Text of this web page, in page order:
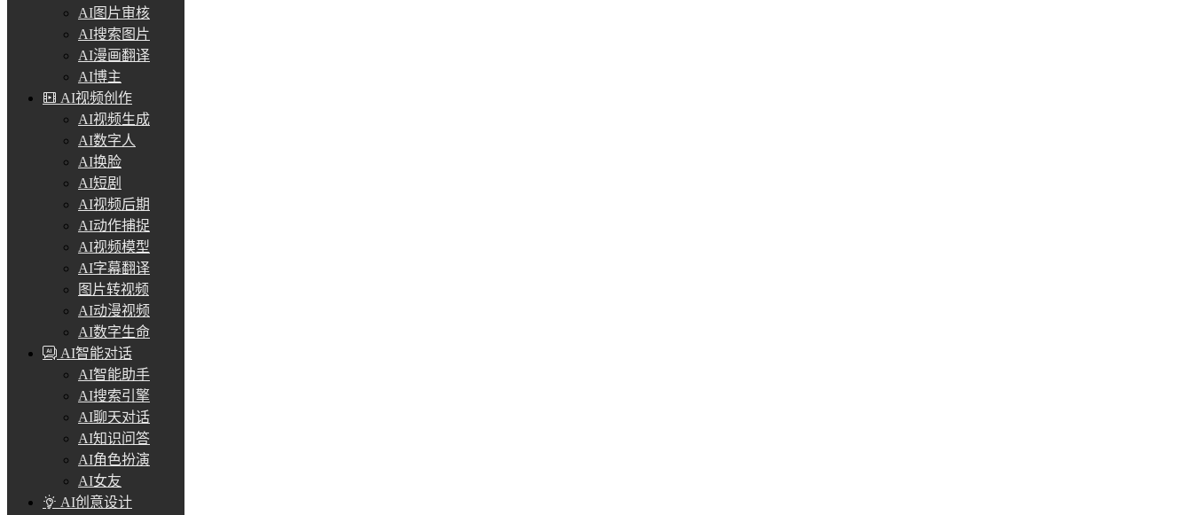
AI图片审核
AI搜索图片
AI漫画翻译
AI博主
AI视频创作
AI视频生成
AI数字人
AI换脸
AI短剧
AI视频后期
AI动作捕捉
AI视频模型
AI字幕翻译
图片转视频
AI动漫视频
AI数字生命
AI智能对话
AI智能助手
AI搜索引擎
AI聊天对话
AI知识问答
AI角色扮演
AI女友
AI创意设计